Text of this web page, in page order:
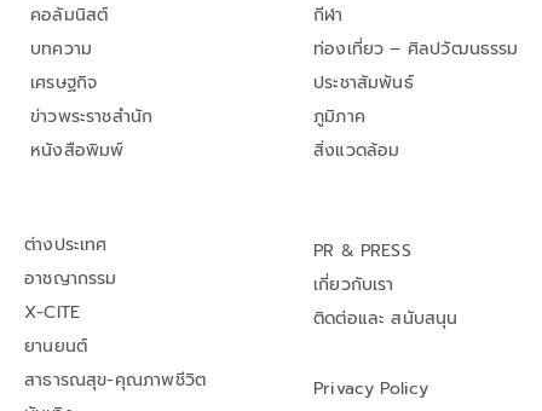
คอลัมนิสต์
บทความ
เศรษฐกิจ
ข่าวพระราชสำนัก
หนังสือพิมพ์
กีฬา
ท่องเที่ยว – ศิลปวัฒนธรรม
ประชาสัมพันธ์
ภูมิภาค
สิ่งแวดล้อม
ต่างประเทศ
อาชญากรรม
X-CITE
ยานยนต์
สาธารณสุข-คุณภาพชีวิต
PR & PRESS
เกี่ยวกับเรา
ติดต่อและ สนับสนุน
Privacy Policy